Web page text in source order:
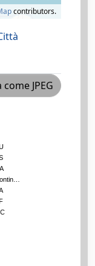
contributors.
come JPEG